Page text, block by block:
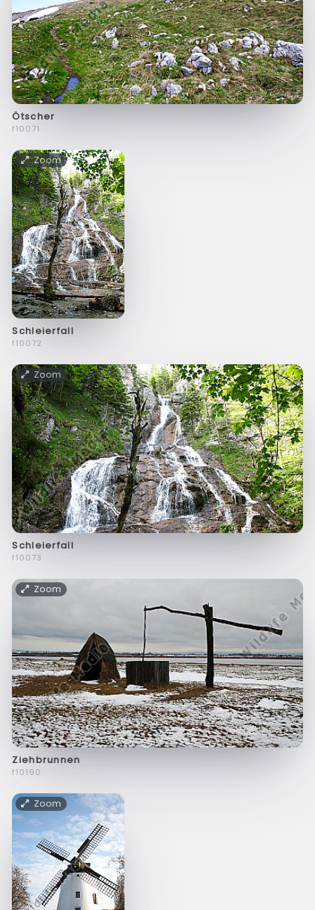
Ötscher
f10071
Zoom
Schleierfall
f10072
Zoom
Schleierfall
f10073
Zoom
Ziehbrunnen
f10190
Zoom